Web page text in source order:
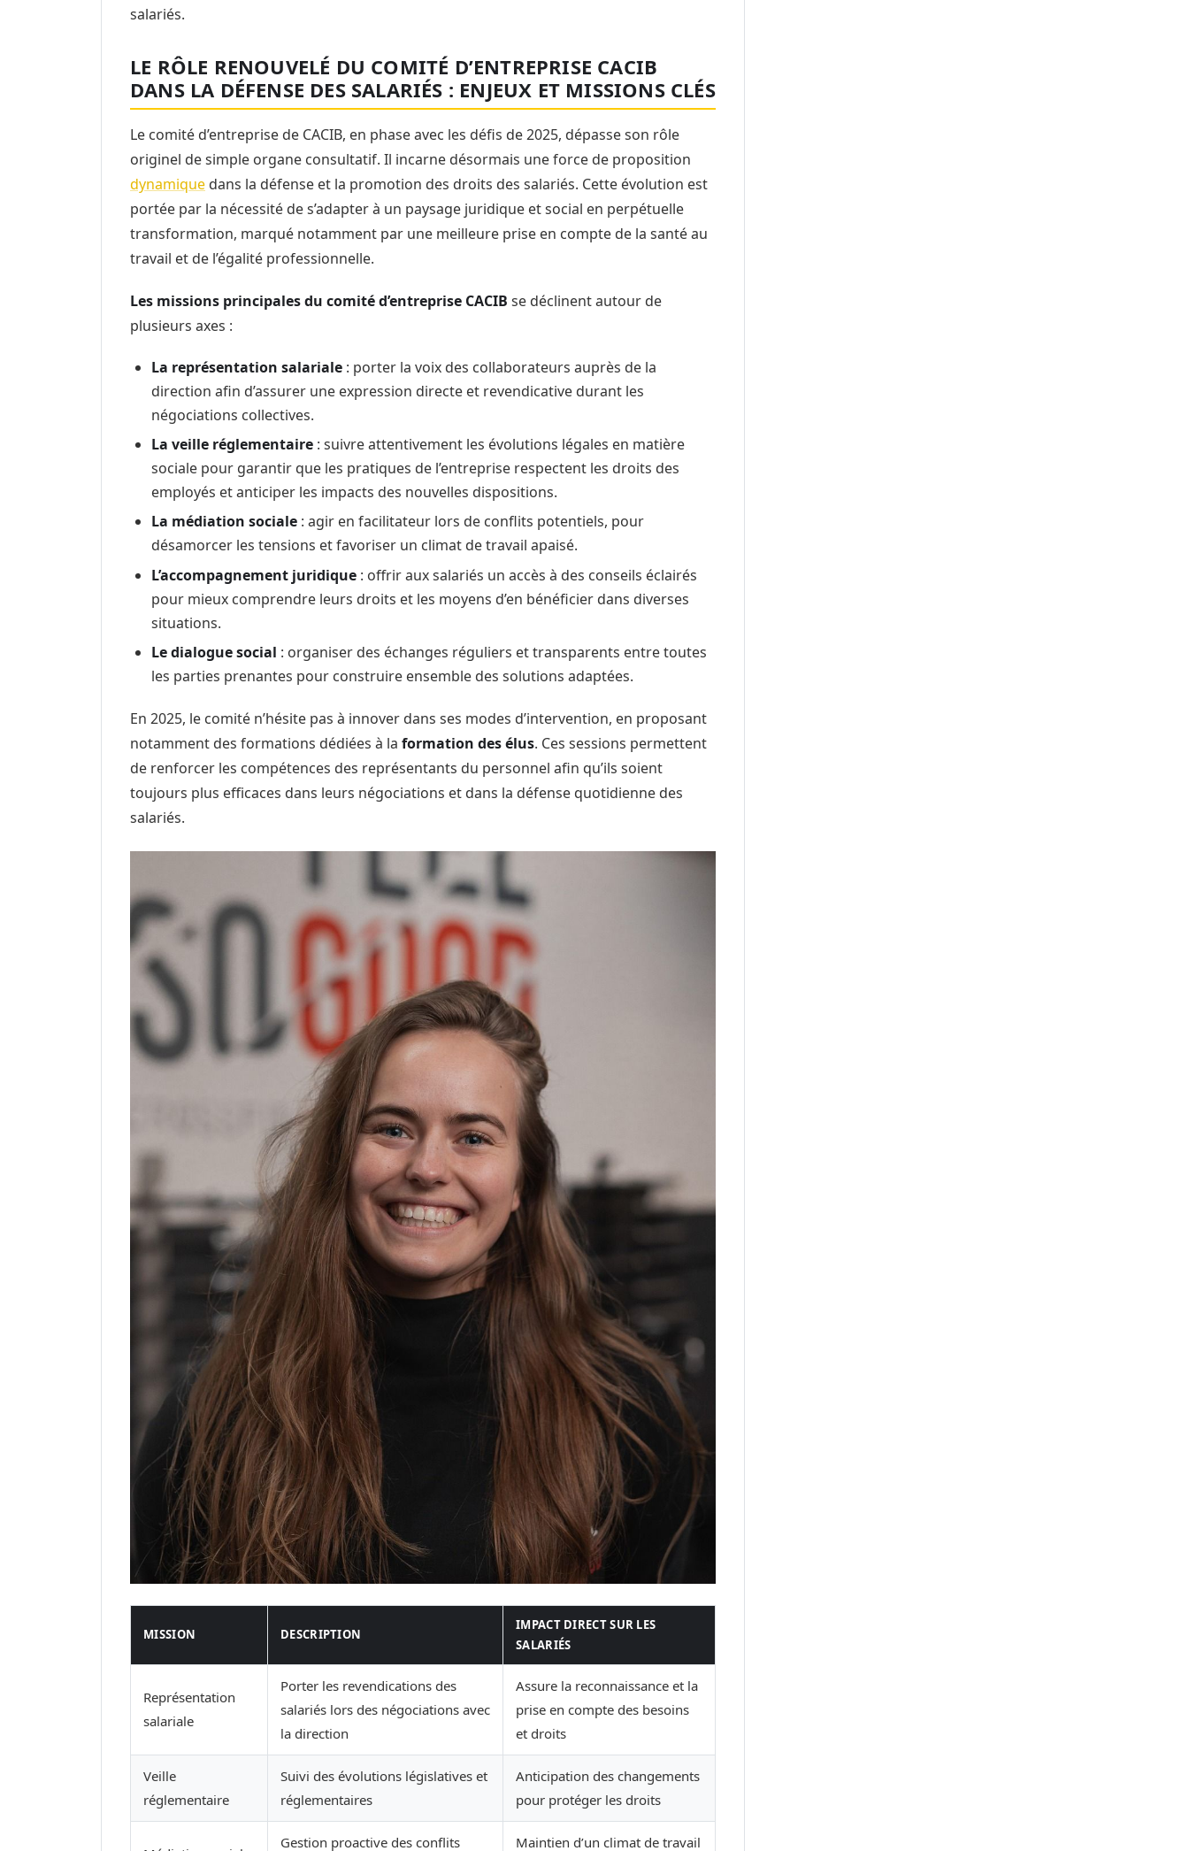
salariés.
LE RÔLE RENOUVELÉ DU COMITÉ D’ENTREPRISE CACIB
DANS LA DÉFENSE DES SALARIÉS : ENJEUX ET MISSIONS CLÉS
Le comité d’entreprise de CACIB, en phase avec les défis de 2025, dépasse son rôle
originel de simple organe consultatif. Il incarne désormais une force de proposition
dynamique dans la défense et la promotion des droits des salariés. Cette évolution est
portée par la nécessité de s’adapter à un paysage juridique et social en perpétuelle
transformation, marqué notamment par une meilleure prise en compte de la santé au
travail et de l’égalité professionnelle.
Les missions principales du comité d’entreprise CACIB se déclinent autour de
plusieurs axes :
La représentation salariale : porter la voix des collaborateurs auprès de la
direction afin d’assurer une expression directe et revendicative durant les
négociations collectives.
La veille réglementaire : suivre attentivement les évolutions légales en matière
sociale pour garantir que les pratiques de l’entreprise respectent les droits des
employés et anticiper les impacts des nouvelles dispositions.
La médiation sociale : agir en facilitateur lors de conflits potentiels, pour
désamorcer les tensions et favoriser un climat de travail apaisé.
L’accompagnement juridique : offrir aux salariés un accès à des conseils éclairés
pour mieux comprendre leurs droits et les moyens d’en bénéficier dans diverses
situations.
Le dialogue social : organiser des échanges réguliers et transparents entre toutes
les parties prenantes pour construire ensemble des solutions adaptées.
En 2025, le comité n’hésite pas à innover dans ses modes d’intervention, en proposant
notamment des formations dédiées à la formation des élus. Ces sessions permettent
de renforcer les compétences des représentants du personnel afin qu’ils soient
toujours plus efficaces dans leurs négociations et dans la défense quotidienne des
salariés.
MISSION DESCRIPTION
IMPACT DIRECT SUR LES
SALARIÉS
Représentation
salariale
Porter les revendications des
salariés lors des négociations avec
la direction
Assure la reconnaissance et la
prise en compte des besoins
et droits
Veille
réglementaire
Suivi des évolutions législatives et
réglementaires
Anticipation des changements
pour protéger les droits
Gestion proactive des conflits Maintien d’un climat de travail